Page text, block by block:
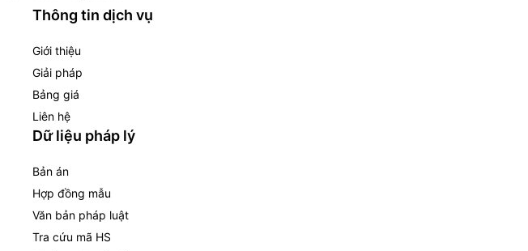
Thông tin dịch vụ
Giới thiệu
Giải pháp
Bảng giá
Liên hệ
Dữ liệu pháp lý
Bản án
Hợp đồng mẫu
Văn bản pháp luật
Tra cứu mã HS